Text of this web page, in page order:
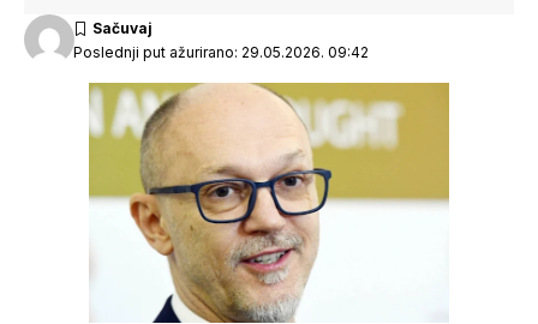
Poslednji put ažurirano: 29.05.2026. 09:42